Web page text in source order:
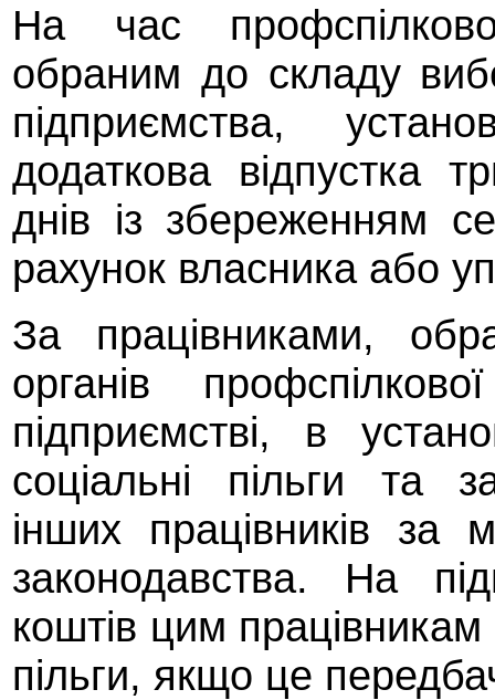
На час
обраним до складу
підприємства,
додаткова відпустка
днів із збереженням
рахунок власника або
За працівниками,
органів
підприємстві, в
соціальні пільги та
інших працівників за
законодавства. На
коштів цим
пільги, якщо це